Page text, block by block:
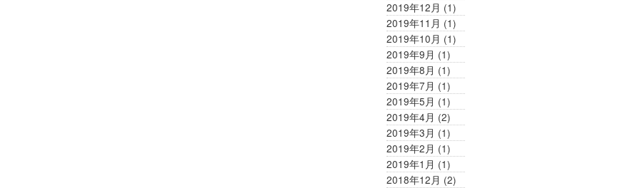
2019年12月 (1)
2019年11月 (1)
2019年10月 (1)
2019年9月 (1)
2019年8月 (1)
2019年7月 (1)
2019年5月 (1)
2019年4月 (2)
2019年3月 (1)
2019年2月 (1)
2019年1月 (1)
2018年12月 (2)